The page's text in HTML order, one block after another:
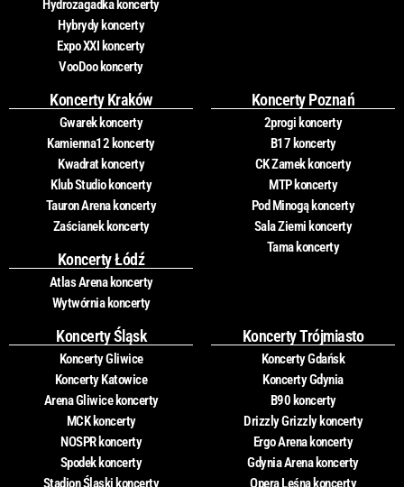
Hydrozagadka koncerty
Hybrydy koncerty
Expo XXI koncerty
VooDoo koncerty
Koncerty Kraków
Gwarek koncerty
Kamienna12 koncerty
Kwadrat koncerty
Klub Studio koncerty
Tauron Arena koncerty
Zaścianek koncerty
Koncerty Łódź
Atlas Arena koncerty
Wytwórnia koncerty
Koncerty Poznań
2progi koncerty
B17 koncerty
CK Zamek koncerty
MTP koncerty
Pod Minogą koncerty
Sala Ziemi koncerty
Tama koncerty
Koncerty Śląsk
Koncerty Gliwice
Koncerty Katowice
Arena Gliwice koncerty
MCK koncerty
NOSPR koncerty
Spodek koncerty
Stadion Śląski koncerty
Koncerty Trójmiasto
Koncerty Gdańsk
Koncerty Gdynia
B90 koncerty
Drizzly Grizzly koncerty
Ergo Arena koncerty
Gdynia Arena koncerty
Opera Leśna koncerty